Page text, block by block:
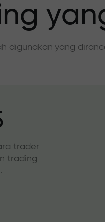
digunakan yang
trader
trading